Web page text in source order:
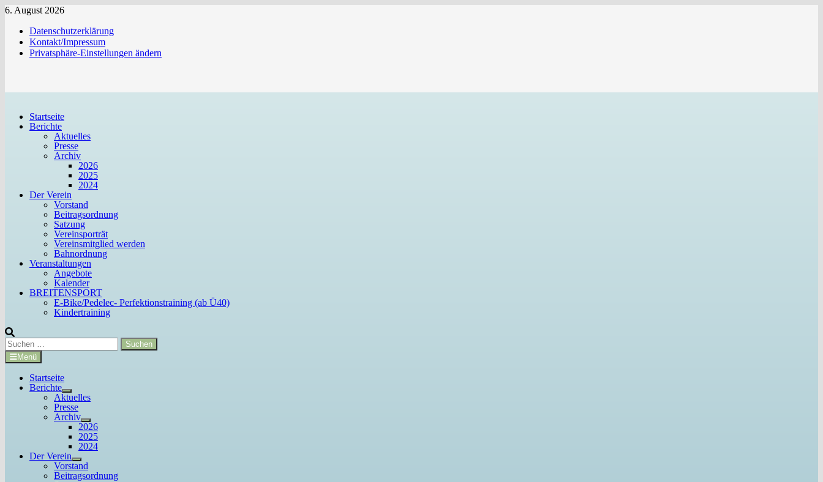
Zum
springen
6. August 2026
Datenschutzerklärung
Kontakt/Impressum
Privatsphäre-Einstellungen ändern
Startseite
Berichte
Aktuelles
Presse
Archiv
2026
2025
2024
Der Verein
Vorstand
Beitragsordnung
Satzung
Vereinsporträt
Vereinsmitglied werden
Bahnordnung
Veranstaltungen
Angebote
Kalender
BREITENSPORT
E-Bike/Pedelec- Perfektionstraining (ab Ü40)
Kindertraining
Suchen
nach:
Menü
Startseite
Berichte
Untermenü
anzeigen
Aktuelles
Presse
Archiv
Untermenü
anzeigen
2026
2025
2024
Der Verein
Untermenü
anzeigen
Vorstand
Beitragsordnung